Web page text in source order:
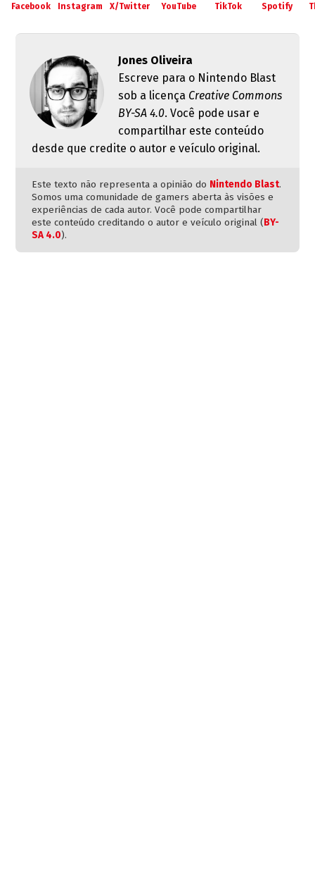
Facebook Instagram X/Twitter YouTube TikTok Spotify
Jones Oliveira
Escreve para o Nintendo Blast
sob a licença Creative Commons
BY-SA 4.0. Você pode usar e
compartilhar este conteúdo
desde que credite o autor e veículo original.
Este texto não representa a opinião do Nintendo Blast.
Somos uma comunidade de gamers aberta às visões e
experiências de cada autor. Você pode compartilhar
este conteúdo creditando o autor e veículo original (BY-
SA 4.0).